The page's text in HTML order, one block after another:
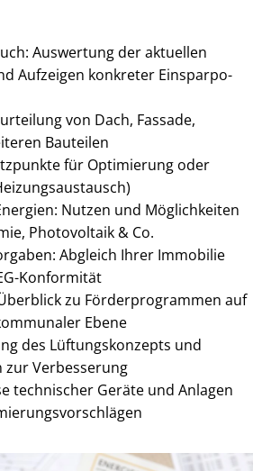
Auswertung der aktuellen
Aufzeigen konkreter Ein­spar­po­
von Dach, Fassade,
Bauteilen
für Optimierung oder
Nutzen und Möglichkeiten
Photovoltaik & Co.
Abgleich Ihrer Immobilie
Konformität
zu För­der­pro­gram­men auf
Ebene
des Lüf­tungs­kon­zepts und
zur Verbesserung
technischer Geräte und Anlagen